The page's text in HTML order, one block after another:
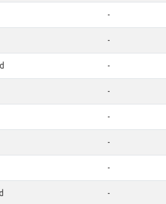
-
-
-
-
-
-
-
-